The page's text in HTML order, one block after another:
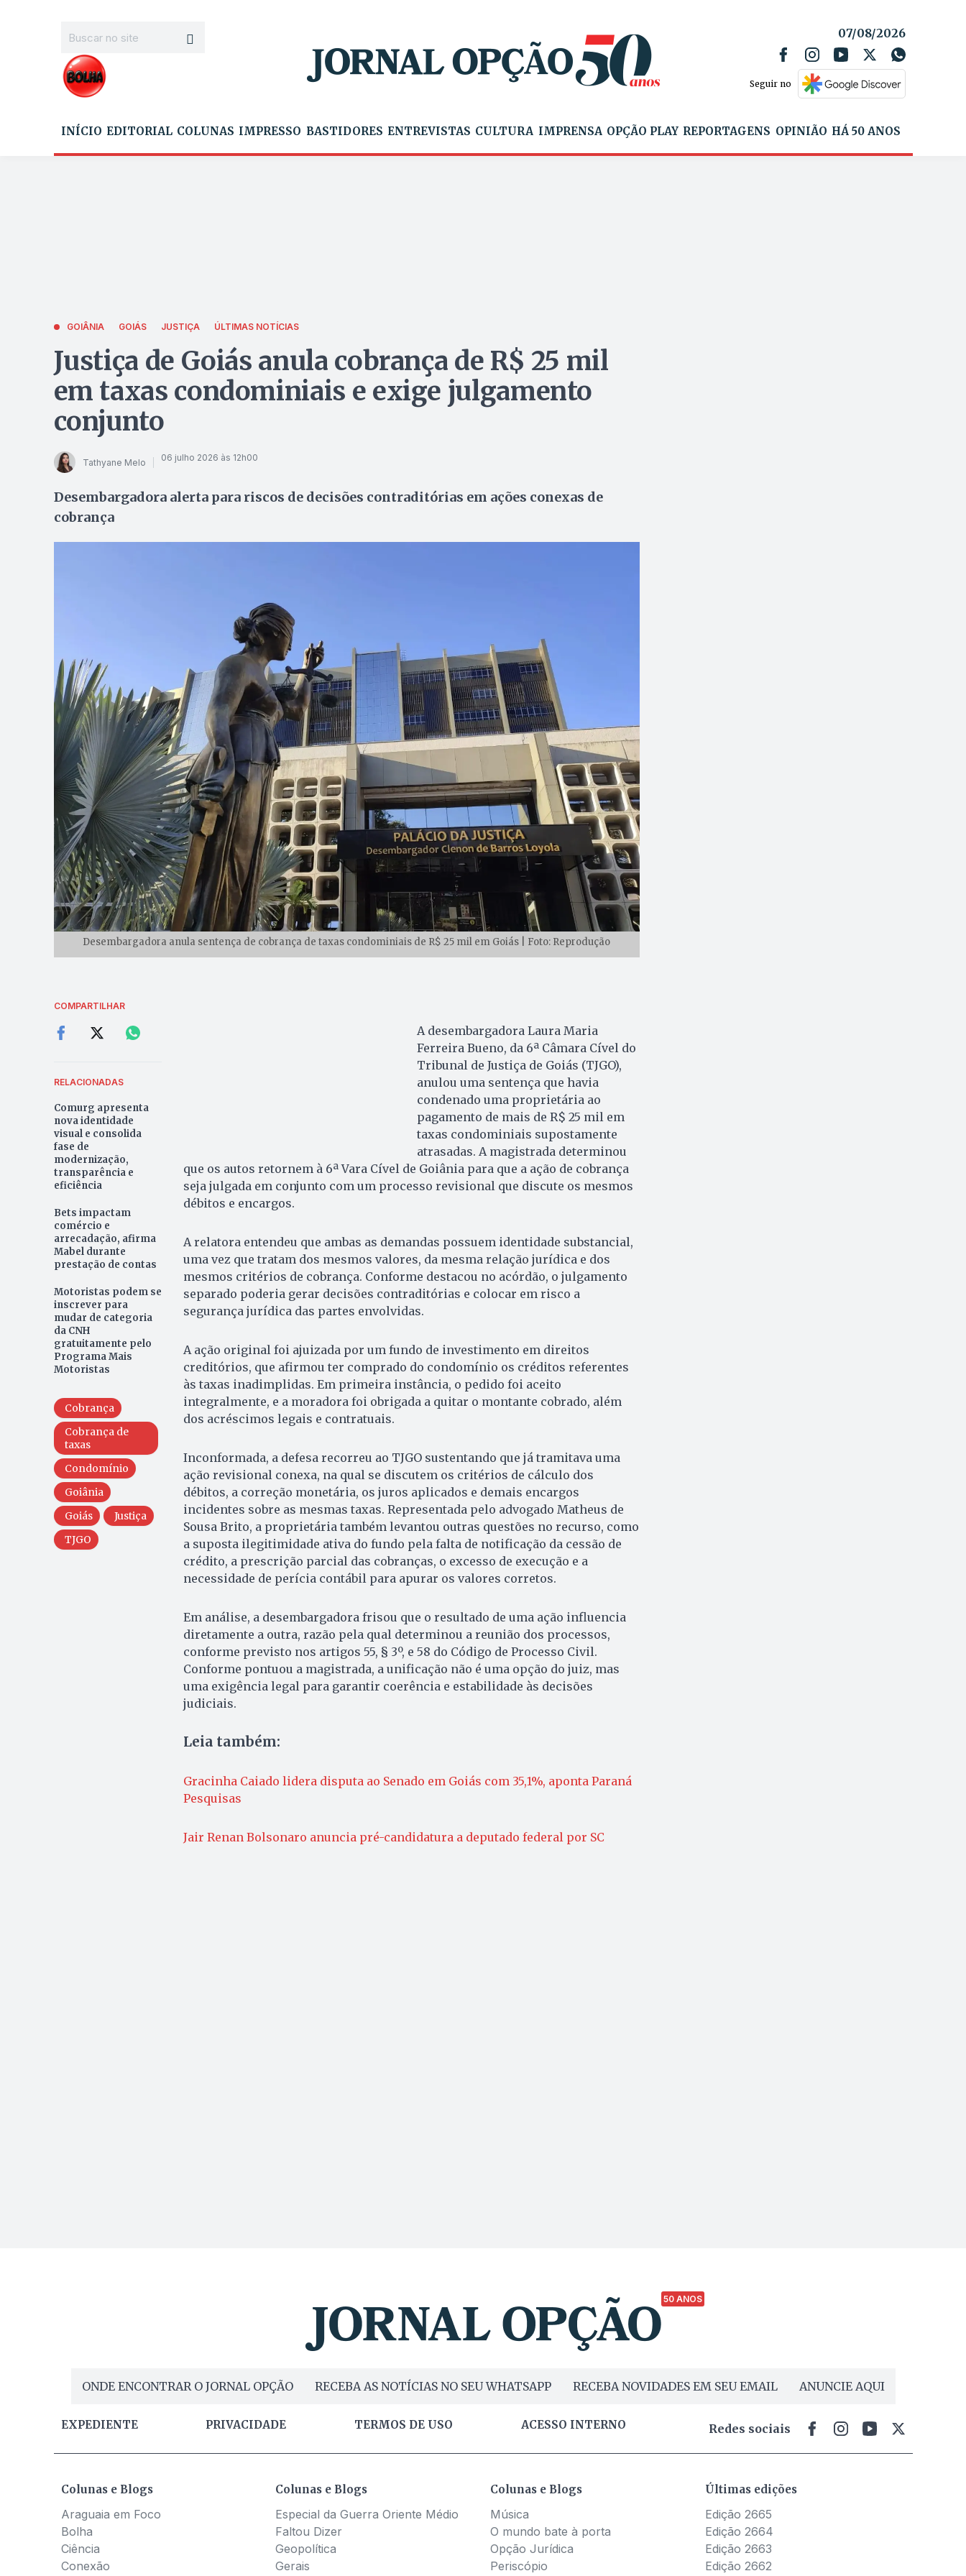
07/08/2026
Seguir no
INÍCIO EDITORIAL COLUNAS IMPRESSO BASTIDORES ENTREVISTAS CULTURA IMPRENSA OPÇÃO PLAY REPORTAGENS OPINIÃO HÁ 50 ANOS
GOIÂNIA GOIÁS JUSTIÇA ÚLTIMAS NOTÍCIAS
Justiça de Goiás anula cobrança de R$ 25 mil
em taxas condominiais e exige julgamento
conjunto
Tathyane Melo 06 julho 2026 às 12h00
Desembargadora alerta para riscos de decisões contraditórias em ações conexas de
cobrança
Desembargadora anula sentença de cobrança de taxas condominiais de R$ 25 mil em Goiás | Foto: Reprodução
COMPARTILHAR
RELACIONADAS
Comurg apresenta
nova identidade
visual e consolida
fase de
modernização,
transparência e
eficiência
Bets impactam
comércio e
arrecadação, afirma
Mabel durante
prestação de contas
Motoristas podem se
inscrever para
mudar de categoria
da CNH
gratuitamente pelo
Programa Mais
Motoristas
Cobrança
Cobrança de
taxas
Condomínio
Goiânia
Goiás
Justiça
TJGO
A desembargadora Laura Maria
Ferreira Bueno, da 6ª Câmara Cível do
Tribunal de Justiça de Goiás (TJGO),
anulou uma sentença que havia
condenado uma proprietária ao
pagamento de mais de R$ 25 mil em
taxas condominiais supostamente
atrasadas. A magistrada determinou
que os autos retornem à 6ª Vara Cível de Goiânia para que a ação de cobrança
seja julgada em conjunto com um processo revisional que discute os mesmos
débitos e encargos.
A relatora entendeu que ambas as demandas possuem identidade substancial,
uma vez que tratam dos mesmos valores, da mesma relação jurídica e dos
mesmos critérios de cobrança. Conforme destacou no acórdão, o julgamento
separado poderia gerar decisões contraditórias e colocar em risco a
segurança jurídica das partes envolvidas.
A ação original foi ajuizada por um fundo de investimento em direitos
creditórios, que afirmou ter comprado do condomínio os créditos referentes
às taxas inadimplidas. Em primeira instância, o pedido foi aceito
integralmente, e a moradora foi obrigada a quitar o montante cobrado, além
dos acréscimos legais e contratuais.
Inconformada, a defesa recorreu ao TJGO sustentando que já tramitava uma
ação revisional conexa, na qual se discutem os critérios de cálculo dos
débitos, a correção monetária, os juros aplicados e demais encargos
incidentes sobre as mesmas taxas. Representada pelo advogado Matheus de
Sousa Brito, a proprietária também levantou outras questões no recurso, como
a suposta ilegitimidade ativa do fundo pela falta de notificação da cessão de
crédito, a prescrição parcial das cobranças, o excesso de execução e a
necessidade de perícia contábil para apurar os valores corretos.
Em análise, a desembargadora frisou que o resultado de uma ação influencia
diretamente a outra, razão pela qual determinou a reunião dos processos,
conforme previsto nos artigos 55, § 3º, e 58 do Código de Processo Civil.
Conforme pontuou a magistrada, a unificação não é uma opção do juiz, mas
uma exigência legal para garantir coerência e estabilidade às decisões
judiciais.
Leia também:
Gracinha Caiado lidera disputa ao Senado em Goiás com 35,1%, aponta Paraná
Pesquisas
Jair Renan Bolsonaro anuncia pré-candidatura a deputado federal por SC
50 ANOS
ONDE ENCONTRAR O JORNAL OPÇÃO RECEBA AS NOTÍCIAS NO SEU WHATSAPP RECEBA NOVIDADES EM SEU EMAIL ANUNCIE AQUI
EXPEDIENTE PRIVACIDADE TERMOS DE USO ACESSO INTERNO Redes sociais
Colunas e Blogs
Araguaia em Foco
Bolha
Ciência
Conexão
Colunas e Blogs
Especial da Guerra Oriente Médio
Faltou Dizer
Geopolítica
Gerais
Colunas e Blogs
Música
O mundo bate à porta
Opção Jurídica
Periscópio
Últimas edições
Edição 2665
Edição 2664
Edição 2663
Edição 2662